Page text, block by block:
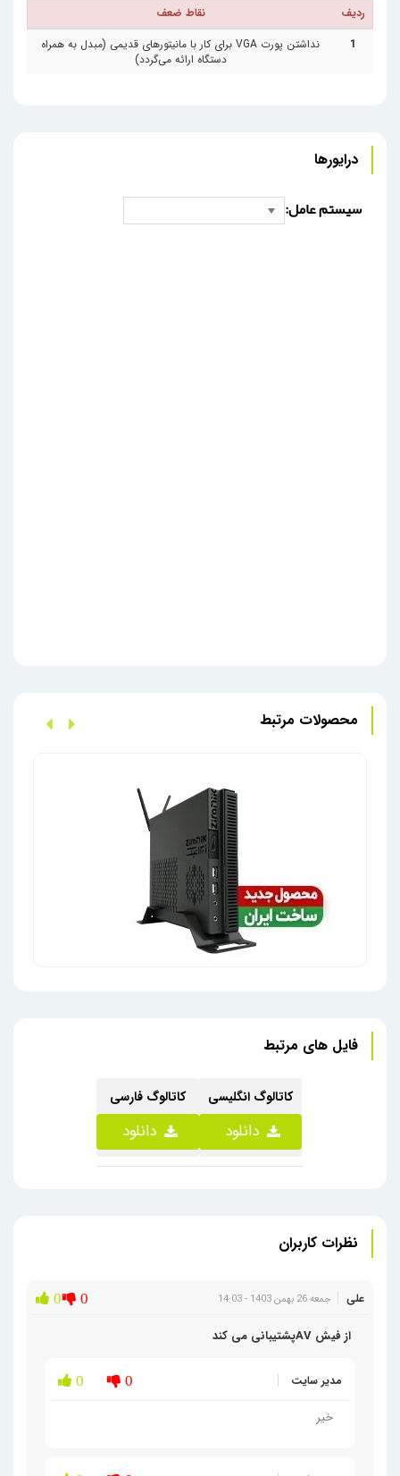
ردیف
نقاط ضعف
1
نداشتن پورت VGA برای کار با مانیتورهای قدیمی (مبدل به همراه
دستگاه ارائه می‌گردد)
درایورها
محصولات مرتبط
فایل های مرتبط
کاتالوگ انگلیسی
دانلود
کاتالوگ فارسی
دانلود
نظرات کاربران
علی جمعه 26 بهمن 1403 - 14:03 0 0
از فیش AVپشتیبانی می کند
مدیر سایت 0 0
خیر